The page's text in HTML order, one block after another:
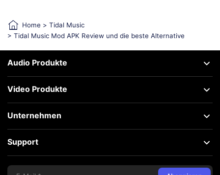
Home > Tidal Music
> Tidal Music Mod APK Review und die beste Alternative
Audio Produkte
Video Produkte
Unternehmen
Support